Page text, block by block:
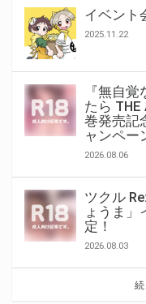
イベント
2025.11.22
『無自
たら THE
巻発売記
ャンペー
2026.08.06
ツクル
ょうま」
定！
2026.08.03
続